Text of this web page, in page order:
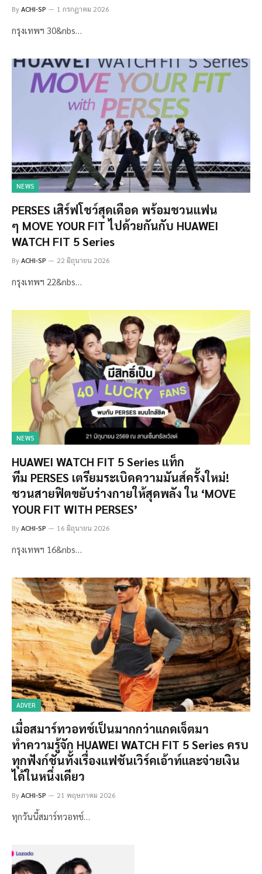
ByACHI-SP 1 กรกฎาคม 2026
กรุงเทพฯ 30&nbs…
NEWS
PERSES เสิร์ฟโชว์สุดเดือด พร้อมชวนแฟน
ๆ MOVE YOUR FIT ไปด้วยกันกับ HUAWEI
WATCH FIT 5 Series
ByACHI-SP 22 มิถุนายน 2026
กรุงเทพฯ 22&nbs…
NEWS
HUAWEI WATCH FIT 5 Series แท็ก
ทีม PERSES เตรียมระเบิดความมันส์ครั้งใหม่!
ชวนสายฟิตขยับร่างกายให้สุดพลัง ใน ‘MOVE
YOUR FIT WITH PERSES’
ByACHI-SP 16 มิถุนายน 2026
กรุงเทพฯ 16&nbs…
ADVER
เมื่อสมาร์ทวอทช์เป็นมากกว่าแกดเจ็ตมา
ทำความรู้จัก HUAWEI WATCH FIT 5 Series ครบ
ทุกฟังก์ชันทั้งเรื่องแฟชันเวิร์คเอ้าท์และจ่ายเงิน
ได้ในหนึ่งเดียว
ByACHI-SP 21 พฤษภาคม 2026
ทุกวันนี้สมาร์ทวอทช์…